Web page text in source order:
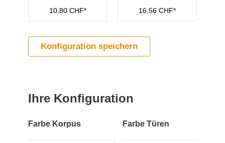
10,80 CHF*
16,56 CHF*
Konfiguration speichern
Ihre Konfiguration
Farbe Korpus Farbe Türen